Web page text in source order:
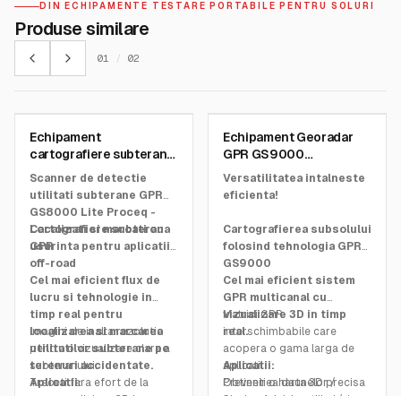
DIN ECHIPAMENTE TESTARE PORTABILE PENTRU SOLURI
Produse similare
01 / 02
SKU:3955110A
Echipament
cartografiere subterana
GPR GS8000 Lite
Scanner de detectie
utilitati subterane GPR
GS8000 Lite Proceq -
Cartografiere subterana
GPR
Localizati si marcati cu
usurinta pentru aplicatii
off-road
Cel mai eficient flux de
lucru si tehnologie in
timp real pentru
localizarea si marcarea
utilitatilor subterane pe
terenuri accidentate.
Imagini de inalta rezolutie
pentru o vizualizare clara a
subteranului.
Treceti fara efort de la
Aplicatii:
SKU:GS9000
Echipament Georadar
GPR GS9000
cartografiere 3D –
Proceq
Versatilitatea intalneste
eficienta!
Cartografierea subsolului
folosind tehnologia GPR
GS9000
Cel mai eficient sistem
GPR multicanal cu
vizualizare 3D in timp
real.
Matrici GPR
interschimbabile care
acopera o gama larga de
aplicatii
Obtineti o harta 3D precisa
Aplicatii:
Prevenirea daunelor /